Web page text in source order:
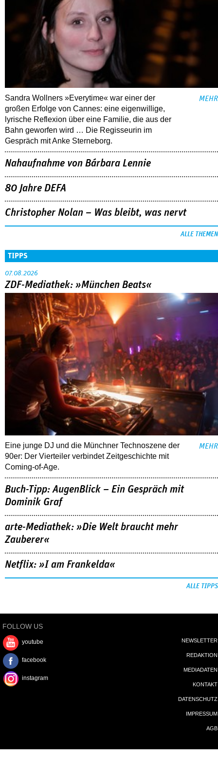
Sandra Wollners »Everytime« war einer der
großen Erfolge von Cannes: eine eigenwillige,
lyrische Reflexion über eine ­Familie, die aus der
Bahn geworfen wird … Die Regisseurin im
Gespräch mit Anke Sterneborg.
MEHR
Nahaufnahme von Bárbara Lennie
80 Jahre DEFA
Christopher Nolan – Was bleibt, was nervt
ALLE THEMEN
TIPPS
07.08.2026
ZDF-Mediathek: »München Beats«
Eine junge DJ und die Münchner Technoszene der
90er: Der Vierteiler verbindet Zeitgeschichte mit
Coming-of-Age.
MEHR
Buch-Tipp: AugenBlick – Ein Gespräch mit
Dominik Graf
arte-Mediathek: »Die Welt braucht mehr
Zauberer«
Netflix: »I am Frankelda«
ALLE TIPPS
FOLLOW US
youtube
facebook
instagram
NEWSLETTER
REDAKTION
MEDIADATEN
KONTAKT
DATENSCHUTZ
IMPRESSUM
AGB